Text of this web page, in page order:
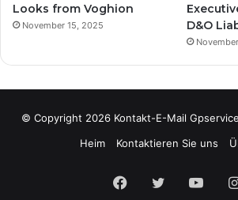
Looks from Voghion
November 15, 2025
D&O
© Copyright 2026 Kontakt-E-Mail
Heim
Kontaktieren Sie uns
Facebook
Twitter